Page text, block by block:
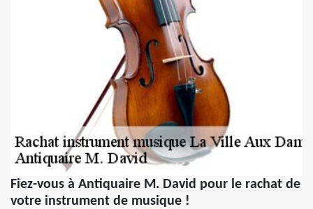
Fiez-vous à Antiquaire M. David pour le rachat de
votre instrument de musique !